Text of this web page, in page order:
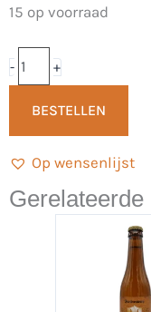
15 op voorraad
-
Darks
2024
Cascadian
Dark
-
Eembier
aantal
+
BESTELLEN
Op wensenlijst
Gerelateerde